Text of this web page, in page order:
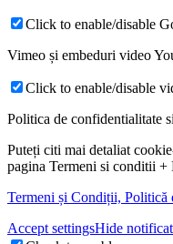
Click to enable/disable
Vimeo și embeduri video
Click to enable/disable
Politica de confidentialitate
Puteți citi mai detaliat
pagina Termeni si conditii +
Termeni și Condiții, Politică
Accept settingsHide